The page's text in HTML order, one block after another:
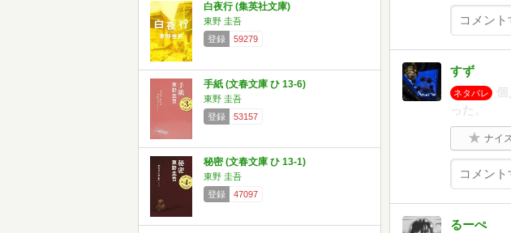
白夜行 (集英社文庫)
東野 圭吾
登録
59279
手紙 (文春文庫 ひ 13-6)
東野 圭吾
登録
53157
秘密 (文春文庫 ひ 13-1)
東野 圭吾
登録
47097
すず
ネタバレ
個
った。
ナイ
るーぺ